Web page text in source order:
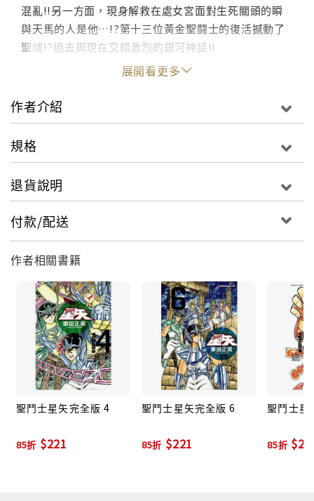
混亂!!另一方面，現身解救在處女宮面對生死關頭的瞬
與天馬的人是他…!?第十三位黃金聖鬪士的復活撼動了
聖域!?過去與現在交錯激烈的銀河神話!!
展開看更多
作者介紹
規格
退貨說明
付款/配送
作者相關書籍
聖鬥士星矢完全版 4
85折 $221
聖鬥士星矢完全版 6
85折 $221
聖鬥士星
85折